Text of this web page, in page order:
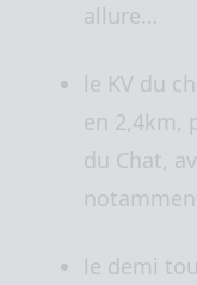
allure…
le KV du
en 2,4km,
du Chat,
le demi